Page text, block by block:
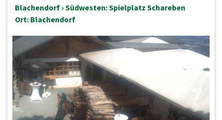
Blachendorf › Südwesten: Spielplatz Schareben
Ort: Blachendorf